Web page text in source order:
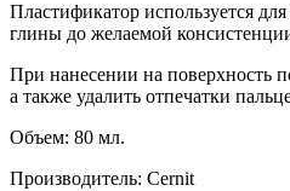
Пластификатор используется
глины до желаемой
При нанесении на поверхность
а также удалить отпечатки
Объем: 80 мл.
Производитель: Cernit